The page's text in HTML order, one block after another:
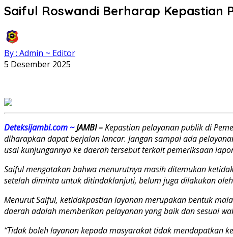
Saiful Roswandi Berharap Kepastian
By : Admin ~ Editor
5 Desember 2025
Deteksijambi.com ~JAMBI –Kepastian pelayanan publik di
diharapkan dapat berjalan lancar. Jangan sampai ada
usai kunjungannya ke daerah tersebut terkait pemeriksaan
Saiful mengatakan bahwa menurutnya masih ditemukan
setelah diminta untuk ditindaklanjuti, belum juga dilakukan
Menurut Saiful, ketidakpastian layanan merupakan bentuk
daerah adalah memberikan pelayanan yang baik dan sesuai
“Tidak boleh layanan kepada masyarakat tidak mendapatkan